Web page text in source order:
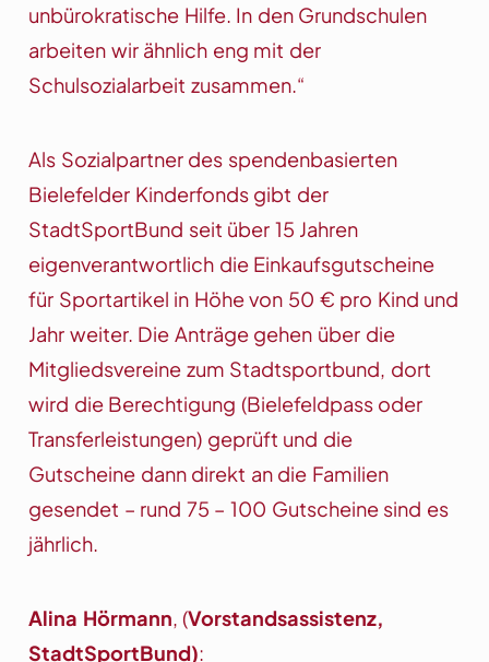
unbürokratische Hilfe. In den Grundschulen
arbeiten wir ähnlich eng mit der
Schulsozialarbeit zusammen.“
Als Sozialpartner des spendenbasierten
Bielefelder Kinderfonds gibt der
StadtSportBund seit über 15 Jahren
eigenverantwortlich die Einkaufsgutscheine
für Sportartikel in Höhe von 50 € pro Kind und
Jahr weiter. Die Anträge gehen über die
Mitgliedsvereine zum Stadtsportbund, dort
wird die Berechtigung (Bielefeldpass oder
Transferleistungen) geprüft und die
Gutscheine dann direkt an die Familien
gesendet – rund 75 – 100 Gutscheine sind es
jährlich.
Alina Hörmann, (Vorstandsassistenz,
StadtSportBund):